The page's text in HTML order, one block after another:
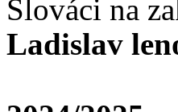
Slováci na
Ladislav